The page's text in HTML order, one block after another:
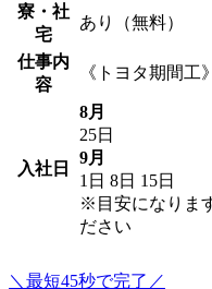
寮・社
宅
あり（無料）
仕事内
容
《トヨタ期間工
入社日
8月
25日
9月
1日 8日 15日
※目安になりま
ださい
＼最短45秒で完了／